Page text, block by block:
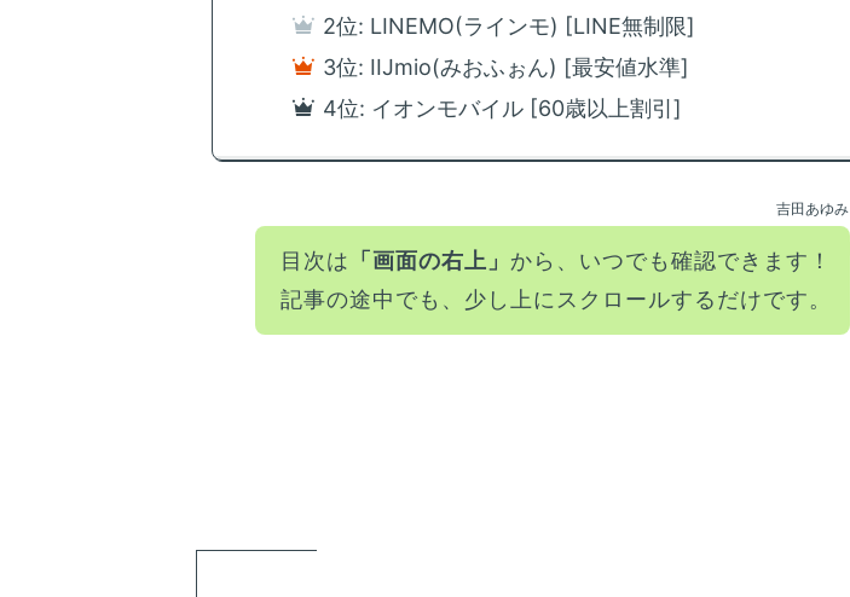
2位: LINEMO(ラインモ) [LINE無制限]
3位: IIJmio(みおふぉん) [最安値水準]
4位: イオンモバイル [60歳以上割引]
吉田あゆみ
目次は 「画面の右上」 から、いつでも確認できます！
記事の途中でも、少し上にスクロールするだけです。